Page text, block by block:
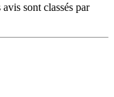
avis sont classés par